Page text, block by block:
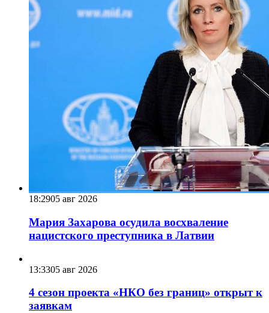
18:2905 авг 2026
Мария Захарова осудила восхваление
нацистского преступника в Латвии
13:3305 авг 2026
4 сезон проекта «НКО без границ» открыт к
заявкам